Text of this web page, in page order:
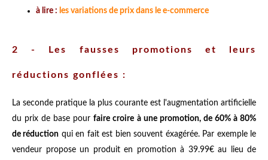
à lire : les variations de prix dans le e-commerce
2 - Les fausses promotions et leurs
réductions gonflées :
La seconde pratique la plus courante est l'augmentation artificielle
du prix de base pourfaire croire à une promotion, de 60% à 80%
de réduction qui en fait est bien souvent éxagérée. Par exemple le
vendeur propose un produit en promotion à 39.99€ au lieu de